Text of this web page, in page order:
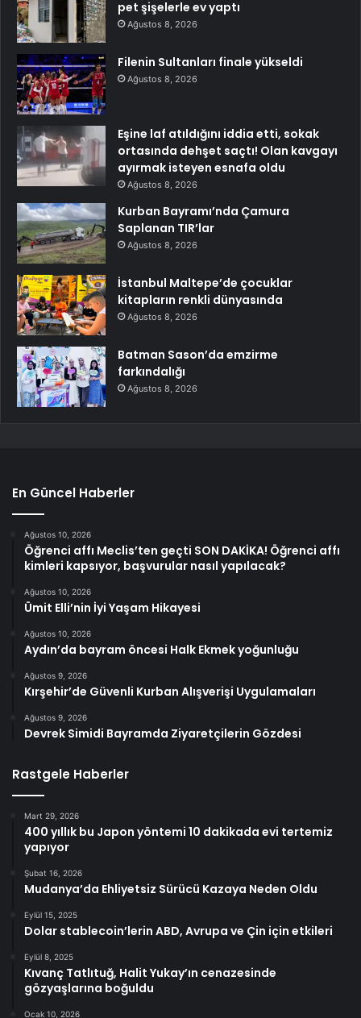
pet şişelerle ev yaptı
Ağustos 8, 2026
Filenin Sultanları finale yükseldi
Ağustos 8, 2026
Eşine laf atıldığını iddia etti, sokak
ortasında dehşet saçtı! Olan kavgayı
ayırmak isteyen esnafa oldu
Ağustos 8, 2026
Kurban Bayramı’nda Çamura
Saplanan TIR’lar
Ağustos 8, 2026
İstanbul Maltepe’de çocuklar
kitapların renkli dünyasında
Ağustos 8, 2026
Batman Sason’da emzirme
farkındalığı
Ağustos 8, 2026
En Güncel Haberler
Ağustos 10, 2026
Öğrenci affı Meclis’ten geçti SON DAKİKA! Öğrenci affı
kimleri kapsıyor, başvurular nasıl yapılacak?
Ağustos 10, 2026
Ümit Elli’nin İyi Yaşam Hikayesi
Ağustos 10, 2026
Aydın’da bayram öncesi Halk Ekmek yoğunluğu
Ağustos 9, 2026
Kırşehir’de Güvenli Kurban Alışverişi Uygulamaları
Ağustos 9, 2026
Devrek Simidi Bayramda Ziyaretçilerin Gözdesi
Rastgele Haberler
Mart 29, 2026
400 yıllık bu Japon yöntemi 10 dakikada evi tertemiz
yapıyor
Şubat 16, 2026
Mudanya’da Ehliyetsiz Sürücü Kazaya Neden Oldu
Eylül 15, 2025
Dolar stablecoin’lerin ABD, Avrupa ve Çin için etkileri
Eylül 8, 2025
Kıvanç Tatlıtuğ, Halit Yukay’ın cenazesinde
gözyaşlarına boğuldu
Ocak 10, 2026